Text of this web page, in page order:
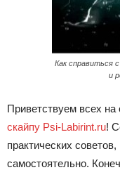
Как справиться
и
Приветствуем всех на
скайпу Psi-Labirint.ru!
практических
самостоятельно.